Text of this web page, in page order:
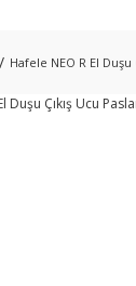
Hafele NEO R El